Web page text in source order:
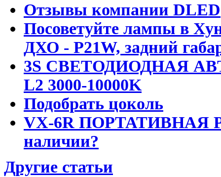
Отзывы компании DLED
Посоветуйте лампы в
ДХО - P21W, задний
3S СВЕТОДИОДНАЯ
L2 3000-10000K
Подобрать цоколь
VX-6R ПОРТАТИВНАЯ
наличии?
Другие статьи